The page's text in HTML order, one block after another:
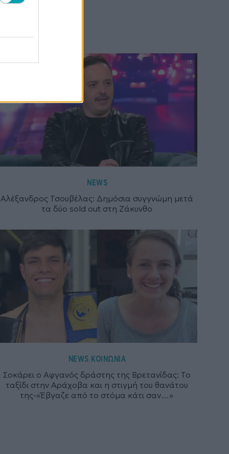
NEWS
Αλέξανδρος Τσουβέλας: Δημόσια συγγνώμη μετά
τα δύο sold out στη Ζάκυνθο
NEWS,ΚΟΙΝΩΝΙΑ
Σοκάρει ο Αφγανός δράστης της Βρετανίδας: Το
ταξίδι στην Αράχοβα και η στιγμή του θανάτου
της-«Έβγαζε από το στόμα κάτι σαν…»